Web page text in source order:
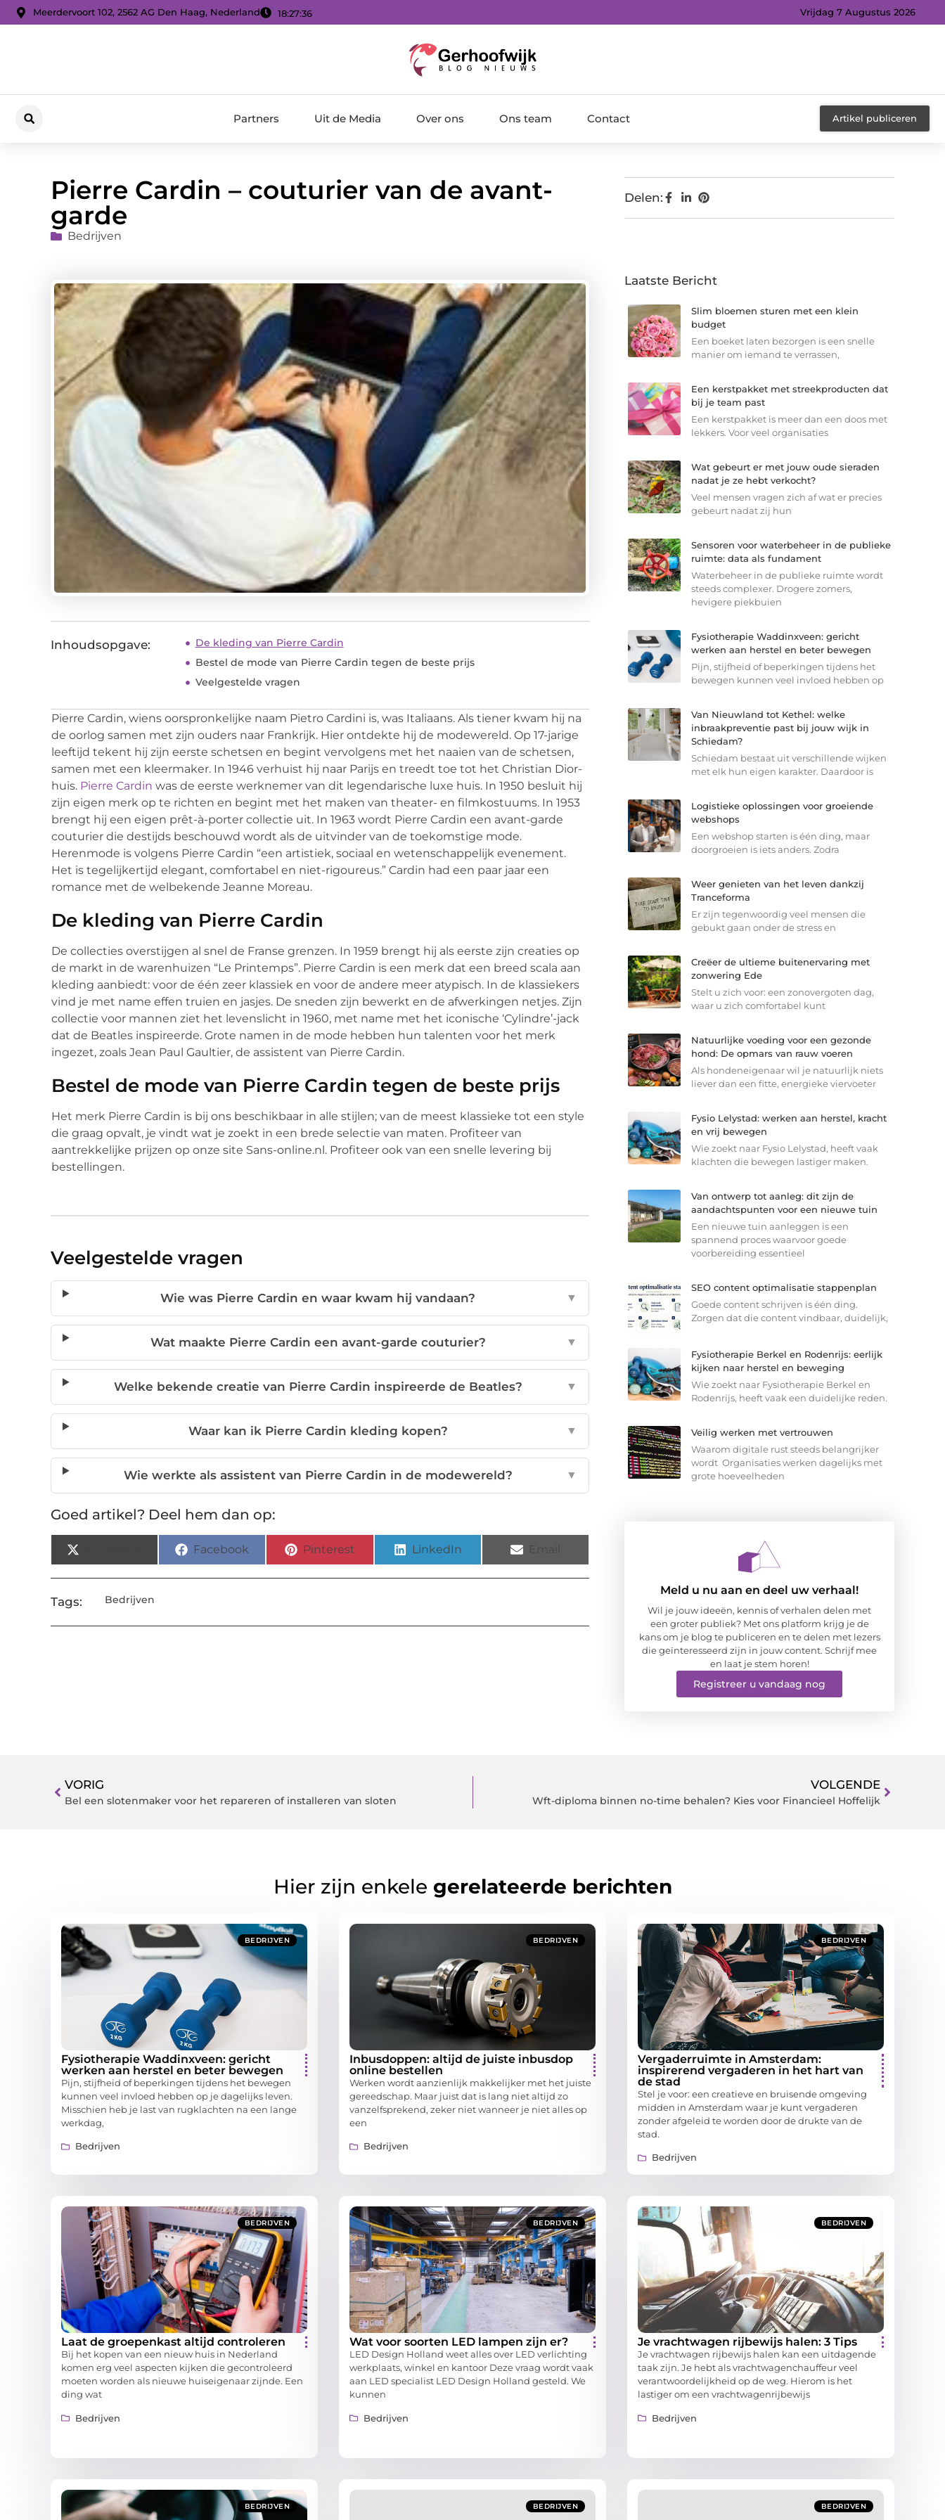
Meerdervoort 102, 2562 AG Den Haag, Nederland 18:27:38 Vrijdag 7 Augustus 2026
Partners Uit de Media Over ons Ons team Contact Artikel publiceren
Pierre Cardin – couturier van de avant-
garde
Bedrijven
Inhoudsopgave:
De kleding van Pierre Cardin
Bestel de mode van Pierre Cardin tegen de beste prijs
Veelgestelde vragen
Pierre Cardin, wiens oorspronkelijke naam Pietro Cardini is, was Italiaans. Als tiener kwam hij na
de oorlog samen met zijn ouders naar Frankrijk. Hier ontdekte hij de modewereld. Op 17-jarige
leeftijd tekent hij zijn eerste schetsen en begint vervolgens met het naaien van de schetsen,
samen met een kleermaker. In 1946 verhuist hij naar Parijs en treedt toe tot het Christian Dior-
huis. Pierre Cardin was de eerste werknemer van dit legendarische luxe huis. In 1950 besluit hij
zijn eigen merk op te richten en begint met het maken van theater- en filmkostuums. In 1953
brengt hij een eigen prêt-à-porter collectie uit. In 1963 wordt Pierre Cardin een avant-garde
couturier die destijds beschouwd wordt als de uitvinder van de toekomstige mode.
Herenmode is volgens Pierre Cardin “een artistiek, sociaal en wetenschappelijk evenement.
Het is tegelijkertijd elegant, comfortabel en niet-rigoureus.” Cardin had een paar jaar een
romance met de welbekende Jeanne Moreau.
De kleding van Pierre Cardin
De collecties overstijgen al snel de Franse grenzen. In 1959 brengt hij als eerste zijn creaties op
de markt in de warenhuizen “Le Printemps”. Pierre Cardin is een merk dat een breed scala aan
kleding aanbiedt: voor de één zeer klassiek en voor de andere meer atypisch. In de klassiekers
vind je met name effen truien en jasjes. De sneden zijn bewerkt en de afwerkingen netjes. Zijn
collectie voor mannen ziet het levenslicht in 1960, met name met het iconische ‘Cylindre’-jack
dat de Beatles inspireerde. Grote namen in de mode hebben hun talenten voor het merk
ingezet, zoals Jean Paul Gaultier, de assistent van Pierre Cardin.
Bestel de mode van Pierre Cardin tegen de beste prijs
Het merk Pierre Cardin is bij ons beschikbaar in alle stijlen; van de meest klassieke tot een style
die graag opvalt, je vindt wat je zoekt in een brede selectie van maten. Profiteer van
aantrekkelijke prijzen op onze site Sans-online.nl. Profiteer ook van een snelle levering bij
bestellingen.
Veelgestelde vragen
Wie was Pierre Cardin en waar kwam hij vandaan? ▼
Wat maakte Pierre Cardin een avant-garde couturier? ▼
Welke bekende creatie van Pierre Cardin inspireerde de Beatles? ▼
Waar kan ik Pierre Cardin kleding kopen? ▼
Wie werkte als assistent van Pierre Cardin in de modewereld? ▼
Goed artikel? Deel hem dan op:
Facebook Pinterest LinkedIn
Tags: Bedrijven
Delen:
Laatste Bericht
Slim bloemen sturen met een klein
budget
Een boeket laten bezorgen is een snelle
manier om iemand te verrassen,
Een kerstpakket met streekproducten dat
bij je team past
Een kerstpakket is meer dan een doos met
lekkers. Voor veel organisaties
Wat gebeurt er met jouw oude sieraden
nadat je ze hebt verkocht?
Veel mensen vragen zich af wat er precies
gebeurt nadat zij hun
Sensoren voor waterbeheer in de publieke
ruimte: data als fundament
Waterbeheer in de publieke ruimte wordt
steeds complexer. Drogere zomers,
hevigere piekbuien
Fysiotherapie Waddinxveen: gericht
werken aan herstel en beter bewegen
Pijn, stijfheid of beperkingen tijdens het
bewegen kunnen veel invloed hebben op
Van Nieuwland tot Kethel: welke
inbraakpreventie past bij jouw wijk in
Schiedam?
Schiedam bestaat uit verschillende wijken
met elk hun eigen karakter. Daardoor is
Logistieke oplossingen voor groeiende
webshops
Een webshop starten is één ding, maar
doorgroeien is iets anders. Zodra
Weer genieten van het leven dankzij
Tranceforma
Er zijn tegenwoordig veel mensen die
gebukt gaan onder de stress en
Creëer de ultieme buitenervaring met
zonwering Ede
Stelt u zich voor: een zonovergoten dag,
waar u zich comfortabel kunt
Natuurlijke voeding voor een gezonde
hond: De opmars van rauw voeren
Als hondeneigenaar wil je natuurlijk niets
liever dan een fitte, energieke viervoeter
Fysio Lelystad: werken aan herstel, kracht
en vrij bewegen
Wie zoekt naar Fysio Lelystad, heeft vaak
klachten die bewegen lastiger maken.
Van ontwerp tot aanleg: dit zijn de
aandachtspunten voor een nieuwe tuin
Een nieuwe tuin aanleggen is een
spannend proces waarvoor goede
voorbereiding essentieel
SEO content optimalisatie stappenplan
Goede content schrijven is één ding.
Zorgen dat die content vindbaar, duidelijk,
Fysiotherapie Berkel en Rodenrijs: eerlijk
kijken naar herstel en beweging
Wie zoekt naar Fysiotherapie Berkel en
Rodenrijs, heeft vaak een duidelijke reden.
Veilig werken met vertrouwen
Waarom digitale rust steeds belangrijker
wordt Organisaties werken dagelijks met
grote hoeveelheden
Meld u nu aan en deel uw verhaal!
Wil je jouw ideeën, kennis of verhalen delen met
een groter publiek? Met ons platform krijg je de
kans om je blog te publiceren en te delen met lezers
die geïnteresseerd zijn in jouw content. Schrijf mee
en laat je stem horen!
Registreer u vandaag nog
VORIG
Bel een slotenmaker voor het repareren of installeren van sloten
VOLGENDE
Wft-diploma binnen no-time behalen? Kies voor Financieel Hoffelijk
Hier zijn enkele gerelateerde berichten
BEDRIJVEN
Fysiotherapie Waddinxveen: gericht
werken aan herstel en beter bewegen
Pijn, stijfheid of beperkingen tijdens het bewegen
kunnen veel invloed hebben op je dagelijks leven.
Misschien heb je last van rugklachten na een lange
werkdag,
Bedrijven
BEDRIJVEN
Inbusdoppen: altijd de juiste inbusdop
online bestellen
Werken wordt aanzienlijk makkelijker met het juiste
gereedschap. Maar juist dat is lang niet altijd zo
vanzelfsprekend, zeker niet wanneer je niet alles op
een
Bedrijven
BEDRIJVEN
Vergaderruimte in Amsterdam:
inspirerend vergaderen in het hart van
de stad
Stel je voor: een creatieve en bruisende omgeving
midden in Amsterdam waar je kunt vergaderen
zonder afgeleid te worden door de drukte van de
stad.
Bedrijven
BEDRIJVEN
Laat de groepenkast altijd controleren
Bij het kopen van een nieuw huis in Nederland
komen erg veel aspecten kijken die gecontroleerd
moeten worden als nieuwe huiseigenaar zijnde. Een
ding wat
Bedrijven
BEDRIJVEN
Wat voor soorten LED lampen zijn er?
LED Design Holland weet alles over LED verlichting
werkplaats, winkel en kantoor Deze vraag wordt vaak
aan LED specialist LED Design Holland gesteld. We
kunnen
Bedrijven
BEDRIJVEN
Je vrachtwagen rijbewijs halen: 3 Tips
Je vrachtwagen rijbewijs halen kan een uitdagende
taak zijn. Je hebt als vrachtwagenchauffeur veel
verantwoordelijkheid op de weg. Hierom is het
lastiger om een vrachtwagenrijbewijs
Bedrijven
BEDRIJVEN BEDRIJVEN BEDRIJVEN